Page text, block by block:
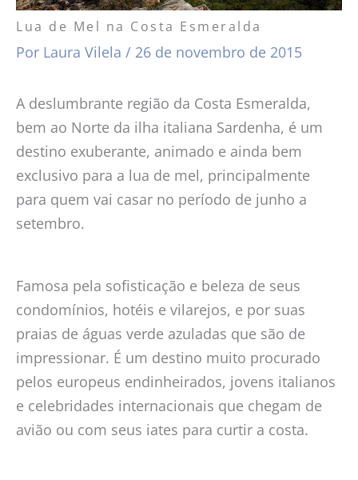
Lua de Mel na Costa Esmeralda
Por Laura Vilela / 26 de novembro de 2015
A deslumbrante região da Costa Esmeralda,
bem ao Norte da ilha italiana Sardenha, é um
destino exuberante, animado e ainda bem
exclusivo para a lua de mel, principalmente
para quem vai casar no período de junho a
setembro.
Famosa pela sofisticação e beleza de seus
condomínios, hotéis e vilarejos, e por suas
praias de águas verde azuladas que são de
impressionar. É um destino muito procurado
pelos europeus endinheirados, jovens italianos
e celebridades internacionais que chegam de
avião ou com seus iates para curtir a costa.